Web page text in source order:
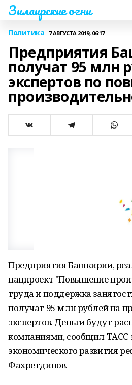
Зилаирские огни
Политика 7 АВГУСТА 2019, 06:17
Предприятия
получат 95 млн
экспертов по
Предприятия Башкирии,
нацпроект "Повышение
труда и поддержка
получат 95 млн рублей на
экспертов. Деньги будут
компаниями, сообщил ТАСС
экономического развития
Фахретдинов.